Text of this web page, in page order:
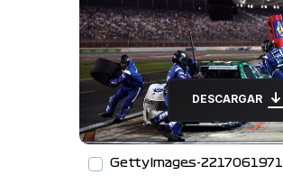
DESCARGAR
GettyImages-2217061971